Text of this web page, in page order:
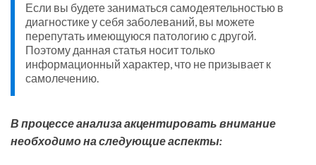
Если вы будете заниматься самодеятельностью в
диагностике у себя заболеваний, вы можете
перепутать имеющуюся патологию с другой.
Поэтому данная статья носит только
информационный характер, что не призывает к
самолечению.
В процессе анализа акцентировать внимание
необходимо на следующие аспекты: